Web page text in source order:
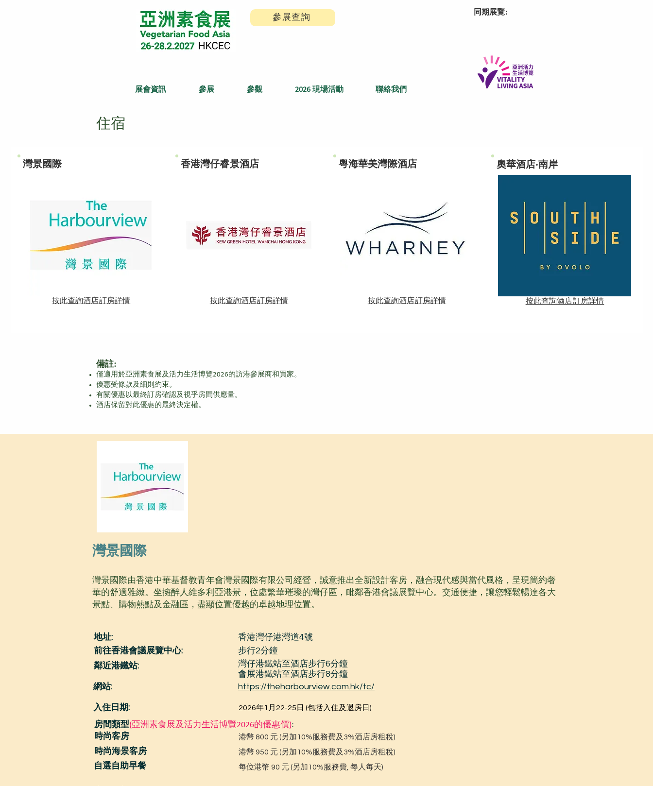
參展查詢
展會資訊 參展 參觀 2026 現場活動 聯絡我們
​同期展覽:
​住宿
灣景國際
​按此查詢酒店訂房詳情
香港灣仔睿景酒店
​按此查詢酒店訂房詳情
粵海華美灣際酒店
​按此查詢酒店訂房詳情
奧華酒店‧南岸
​按此查詢酒店訂房詳情
備註:
僅適用於亞洲素食展及活力生活博覽2026的訪港參展商和買家。
優惠受條款及細則約束。
有關優惠以最終訂房確認及視乎房間供應量。
​酒店保留對此優惠的最終決定權。
灣景國際
灣景國際由香港中華基督教青年會灣景國際有限公司經營，誠意推出全新設計客房，融合現代感與當代風格，呈現簡約奢
華的舒適雅緻。坐擁醉人維多利亞港景，位處繁華璀璨的灣仔區，毗鄰香港會議展覽中心。交通便捷，讓您輕鬆暢達各大
景點、購物熱點及金融區，盡顯位置優越的卓越地理位置。
地址:
香港灣仔港灣道4號
前往香港會議展覽中心:
鄰近港鐵站:
網站:
入住日期:
步行2分鐘
灣仔港鐵站至酒店步行6分鐘
會展港鐵站至酒店步行8分鐘
https://theharbourview.com.hk/tc/
2026年1月22-25日 (包括入住及退房日)
房間類型(亞洲素食展及活力生活博覽2026的優惠價):
時尚客房
時尚海景客房
自選自助早餐
港幣 800 元 (另加10%服務費及3%酒店房租稅)
港幣 950 元 (另加10%服務費及3%酒店房租稅)
每位港幣 90 元 (另加10%服務費, 每人每天)